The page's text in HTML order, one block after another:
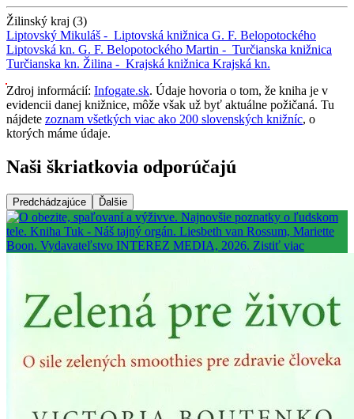
Žilinský kraj (3)
Liptovský Mikuláš - Liptovská knižnica G. F. Belopotockého
Liptovská kn. G. F. Belopotockého Martin - Turčianska knižnica
Turčianska kn. Žilina - Krajská knižnica Krajská kn.
Zdroj informácií: Infogate.sk. Údaje hovoria o tom, že kniha je v
evidencii danej knižnice, môže však už byť aktuálne požičaná. Tu
nájdete zoznam všetkých viac ako 200 slovenských knižníc, o
ktorých máme údaje.
Naši škriatkovia odporúčajú
Predchádzajúce Ďalšie